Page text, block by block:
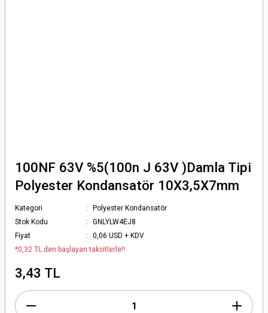
100NF 63V %5(100n J 63V )Damla Tipi
Polyester Kondansatör 10X3,5X7mm
Kategori
Polyester Kondansatör
Stok Kodu
GNLYLW4EJ8
Fiyat
0,06 USD + KDV
*0,32 TL den başlayan taksitlerle!!
3,43 TL